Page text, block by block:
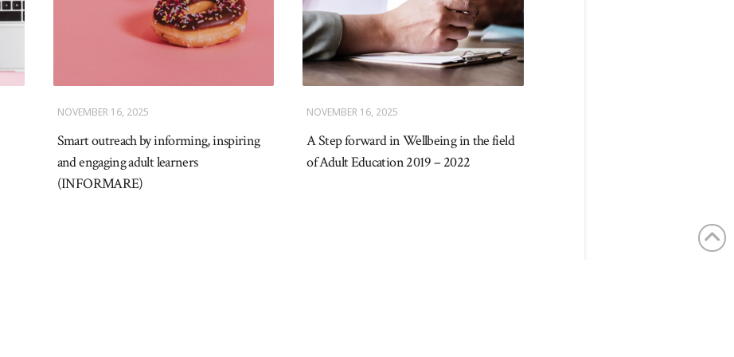
Smart outreach by informing, inspiring
and engaging adult learners
(INFORMARE)
NOVEMBER 16, 2025
A Step forward in Wellbeing in the field
of Adult Education 2019 – 2022
NOVEMBER 16, 2025